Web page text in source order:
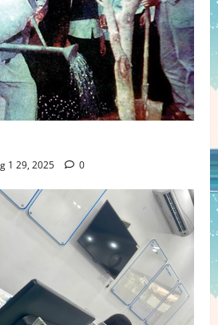
1 29, 2025 0